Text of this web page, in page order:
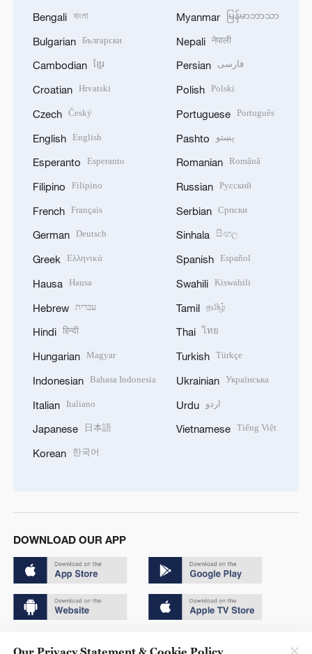
Bengali বাংলা
Bulgarian Български
Cambodian ខ្មែរ
Croatian Hrvatski
Czech Český
English English
Esperanto Esperanto
Filipino Filipino
French Français
German Deutsch
Greek Ελληνικά
Hausa Hausa
Hebrew עברית
Hindi हिन्दी
Hungarian Magyar
Indonesian Bahasa Indonesia
Italian Italiano
Japanese 日本語
Korean 한국어
Myanmar မြန်မာဘာသာ
Nepali नेपाली
Persian فارسی
Polish Polski
Portuguese Português
Pashto پښتو
Romanian Română
Russian Русский
Serbian Српски
Sinhala සිංහල
Spanish Español
Swahili Kiswahili
Tamil தமிழ்
Thai ไทย
Turkish Türkçe
Ukrainian Українська
Urdu اردو
Vietnamese Tiếng Việt
DOWNLOAD OUR APP
Our Privacy Statement & Cookie Policy